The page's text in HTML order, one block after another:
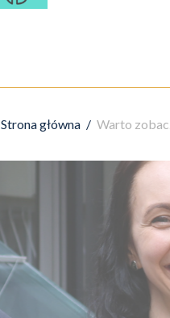
Strona główna / Warto